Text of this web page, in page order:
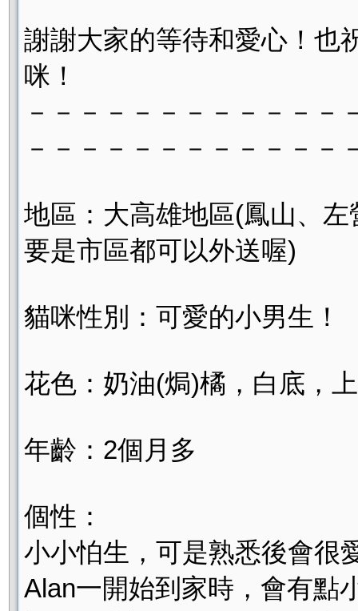
謝謝大家的等待和愛心！也
咪！
－－－－－－－－－－－－
－－－－－－－－－－－－
地區：大高雄地區(鳳山、
要是市區都可以外送喔)
貓咪性別：可愛的小男生！
花色：奶油(焗)橘，白底，
年齡：2個月多
個性：
小小怕生，可是熟悉後會很
Alan一開始到家時，會有點